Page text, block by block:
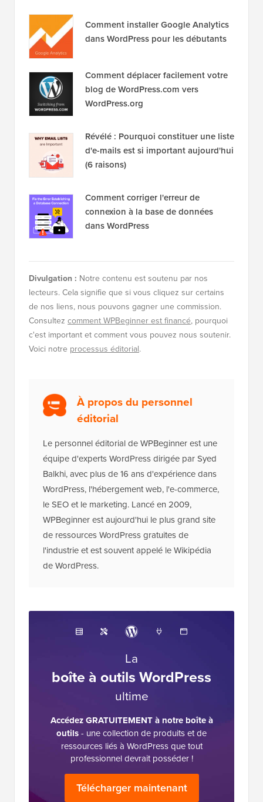
Comment installer Google Analytics
dans WordPress pour les débutants
Comment déplacer facilement votre
blog de WordPress.com vers
WordPress.org
Révélé : Pourquoi constituer une liste
d'e-mails est si important aujourd'hui
(6 raisons)
Comment corriger l'erreur de
connexion à la base de données
dans WordPress
Divulgation : Notre contenu est soutenu par nos
lecteurs. Cela signifie que si vous cliquez sur certains
de nos liens, nous pouvons gagner une commission.
Consultez comment WPBeginner est financé, pourquoi
c'est important et comment vous pouvez nous soutenir.
Voici notre processus éditorial.
À propos du personnel
éditorial
Le personnel éditorial de WPBeginner est une
équipe d'experts WordPress dirigée par Syed
Balkhi, avec plus de 16 ans d'expérience dans
WordPress, l'hébergement web, l'e-commerce,
le SEO et le marketing. Lancé en 2009,
WPBeginner est aujourd'hui le plus grand site
de ressources WordPress gratuites de
l'industrie et est souvent appelé le Wikipédia
de WordPress.
La
boîte à outils WordPress
ultime
Accédez GRATUITEMENT à notre boîte à
outils- une collection de produits et de
ressources liés à WordPress que tout
professionnel devrait posséder !
Télécharger maintenant